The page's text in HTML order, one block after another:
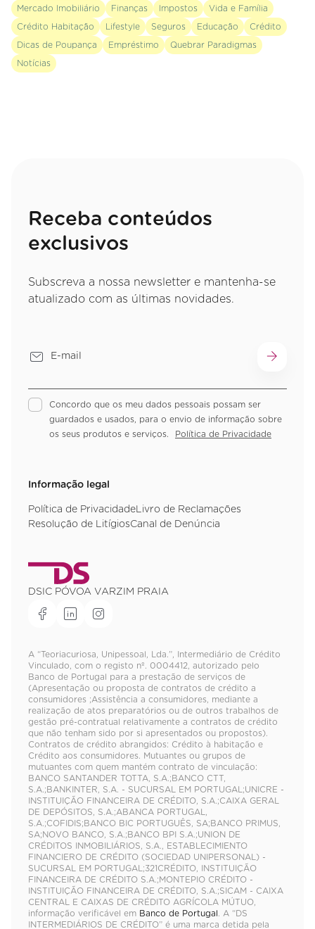
Mercado Imobiliário Finanças Impostos Vida e Família
Crédito Habitação Lifestyle Seguros Educação Crédito
Dicas de Poupança Empréstimo Quebrar Paradigmas
Notícias
Receba conteúdos
exclusivos
Subscreva a nossa newsletter e mantenha-se
atualizado com as últimas novidades.
Concordo que os meu dados pessoais possam ser
guardados e usados, para o envio de informação sobre
os seus produtos e serviços.
Política de Privacidade
Informação legal
Política de Privacidade Livro de Reclamações
Resolução de LitígiosCanal de Denúncia
DSIC PÓVOA VARZIM PRAIA
A “Teoriacuriosa, Unipessoal, Lda.”, Intermediário de Crédito
Vinculado, com o registo nº. 0004412, autorizado pelo
Banco de Portugal para a prestação de serviços de
(Apresentação ou proposta de contratos de crédito a
consumidores ;Assistência a consumidores, mediante a
realização de atos preparatórios ou de outros trabalhos de
gestão pré-contratual relativamente a contratos de crédito
que não tenham sido por si apresentados ou propostos).
Contratos de crédito abrangidos: Crédito à habitação e
Crédito aos consumidores. Mutuantes ou grupos de
mutuantes com quem mantém contrato de vinculação:
BANCO SANTANDER TOTTA, S.A.;BANCO CTT,
S.A.;BANKINTER, S.A. - SUCURSAL EM PORTUGAL;UNICRE -
INSTITUIÇÃO FINANCEIRA DE CRÉDITO, S.A.;CAIXA GERAL
DE DEPÓSITOS, S.A.;ABANCA PORTUGAL,
S.A.;COFIDIS;BANCO BIC PORTUGUÊS, SA;BANCO PRIMUS,
SA;NOVO BANCO, S.A.;BANCO BPI S.A.;UNION DE
CRÉDITOS INMOBILIÁRIOS, S.A., ESTABLECIMIENTO
FINANCIERO DE CRÉDITO (SOCIEDAD UNIPERSONAL) -
SUCURSAL EM PORTUGAL;321CRÉDITO, INSTITUIÇÃO
FINANCEIRA DE CRÉDITO S.A.;MONTEPIO CRÉDITO -
INSTITUIÇÃO FINANCEIRA DE CRÉDITO, S.A.;SICAM - CAIXA
CENTRAL E CAIXAS DE CRÉDITO AGRÍCOLA MÚTUO,
informação verificável em Banco de Portugal. A “DS
INTERMEDIÁRIOS DE CRÉDITO” é uma marca detida pela